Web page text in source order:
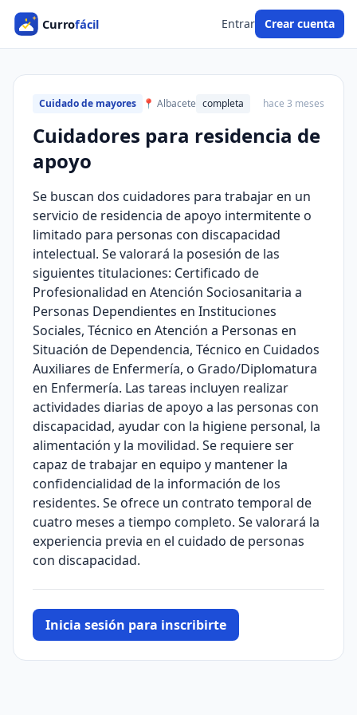
Entrar Crear cuenta
Cuidado de mayores 📍 Albacete completa hace 3 meses
Cuidadores para residencia de
apoyo
Se buscan dos cuidadores para trabajar en un
servicio de residencia de apoyo intermitente o
limitado para personas con discapacidad
intelectual. Se valorará la posesión de las
siguientes titulaciones: Certificado de
Profesionalidad en Atención Sociosanitaria a
Personas Dependientes en Instituciones
Sociales, Técnico en Atención a Personas en
Situación de Dependencia, Técnico en Cuidados
Auxiliares de Enfermería, o Grado/Diplomatura
en Enfermería. Las tareas incluyen realizar
actividades diarias de apoyo a las personas con
discapacidad, ayudar con la higiene personal, la
alimentación y la movilidad. Se requiere ser
capaz de trabajar en equipo y mantener la
confidencialidad de la información de los
residentes. Se ofrece un contrato temporal de
cuatro meses a tiempo completo. Se valorará la
experiencia previa en el cuidado de personas
con discapacidad.
Inicia sesión para inscribirte